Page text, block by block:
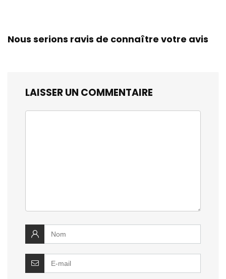
Nous serions ravis de connaître votre avis
LAISSER UN COMMENTAIRE